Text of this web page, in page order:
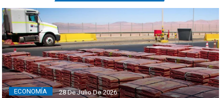
ECONOMÍA 28 De Julio De 2026